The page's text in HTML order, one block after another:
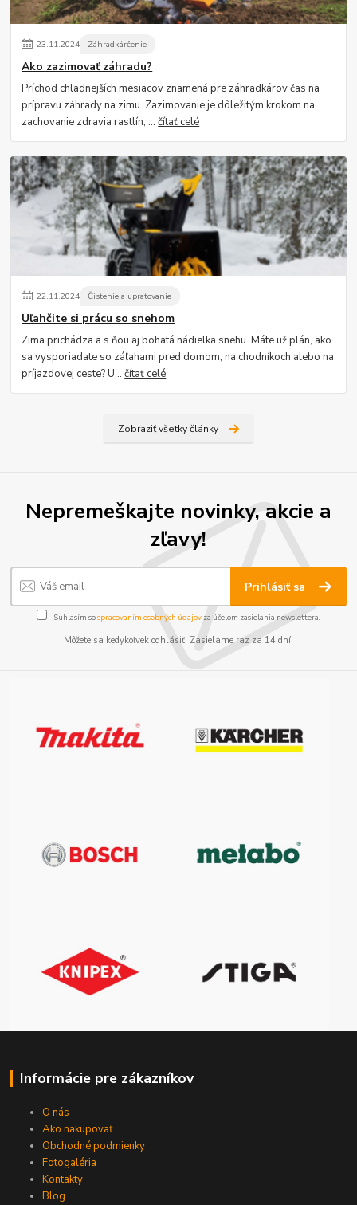
23.11.2024 Záhradkárčenie
Ako zazimovať záhradu?
Príchod chladnejších mesiacov znamená pre záhradkárov čas na
prípravu záhrady na zimu. Zazimovanie je dôležitým krokom na
zachovanie zdravia rastlín, ...čítať celé
22.11.2024 Čistenie a upratovanie
Uľahčite si prácu so snehom
Zima prichádza a s ňou aj bohatá nádielka snehu. Máte už plán, ako
sa vysporiadate so záľahami pred domom, na chodníkoch alebo na
príjazdovej ceste? U...čítať celé
Zobraziť všetky články
Nepremeškajte novinky, akcie a
zľavy!
Prihlásiť sa
Súhlasím sospracovaním osobných údajov za účelom zasielania newslettera.
Môžete sa kedykoľvek odhlásiť. Zasielame raz za 14 dní.
Informácie pre zákazníkov
O nás
Ako nakupovať
Obchodné podmienky
Fotogaléria
Kontakty
Blog